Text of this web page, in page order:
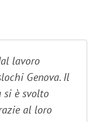
lavoro
Genova. Il
si è svolto
al loro